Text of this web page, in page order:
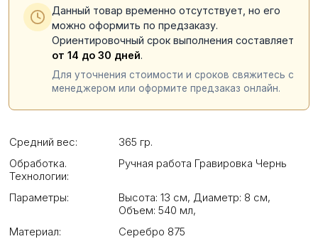
Данный товар временно отсутствует, но его
можно оформить по предзаказу.
Ориентировочный срок выполнения составляет
от 14 до 30 дней.
Для уточнения стоимости и сроков свяжитесь с
менеджером или оформите предзаказ онлайн.
Средний вес:
365 гр.
Обработка.
Технологии:
Ручная работа Гравировка Чернь
Параметры: Высота: 13 см, Диаметр: 8 см,
Объем: 540 мл,
Материал:
Серебро 875